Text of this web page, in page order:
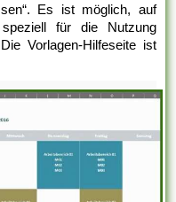
Es ist möglich, auf
für die Nutzung
Vorlagen-Hilfeseite ist